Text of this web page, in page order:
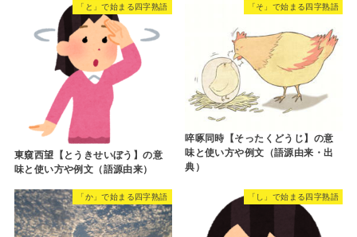
「と」で始まる四字熟語
東窺西望【とうきせいぼう】の意
味と使い方や例文（語源由来）
「そ」で始まる四字熟語
啐啄同時【そったくどうじ】の意
味と使い方や例文（語源由来・出
典）
「か」で始まる四字熟語 「し」で始まる四字熟語